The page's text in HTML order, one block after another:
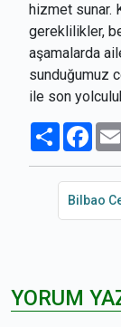
hizmet sunar.
gereklilikler,
aşamalarda
sunduğumuz
ile son
Paylaş
Bilbao
YORUM